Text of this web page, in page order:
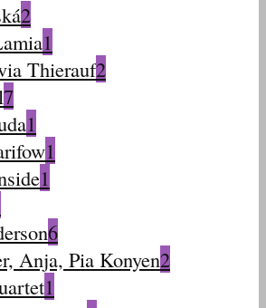
2
1
Thierauf2
7
1
1
1
6
Anja, Pia Konyen2
1